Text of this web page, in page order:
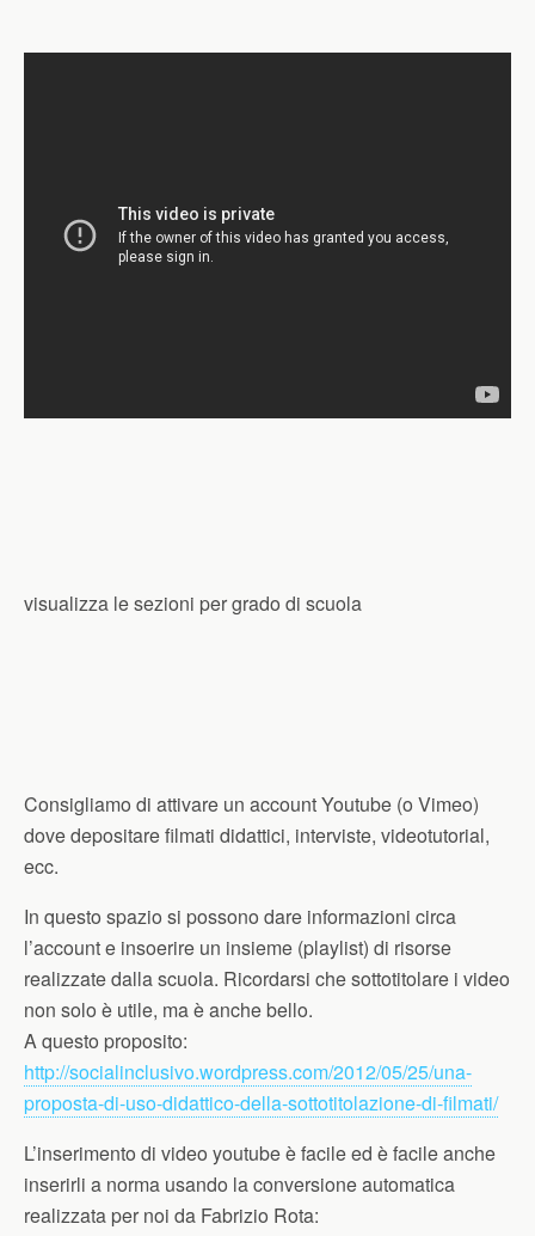
visualizza le sezioni per grado di scuola
Consigliamo di attivare un account Youtube (o Vimeo)
dove depositare filmati didattici, interviste, videotutorial,
ecc.
In questo spazio si possono dare informazioni circa
l’account e insoerire un insieme (playlist) di risorse
realizzate dalla scuola. Ricordarsi che sottotitolare i video
non solo è utile, ma è anche bello.
A questo proposito:
http://socialinclusivo.wordpress.com/2012/05/25/una-
proposta-di-uso-didattico-della-sottotitolazione-di-filmati/
L’inserimento di video youtube è facile ed è facile anche
inserirli a norma usando la conversione automatica
realizzata per noi da Fabrizio Rota: